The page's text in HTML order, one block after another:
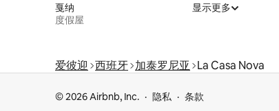
戛纳
度假屋
显示更多
爱彼迎 西班牙 加泰罗尼亚 La Casa Nova
© 2026 Airbnb, Inc. 隐私 条款